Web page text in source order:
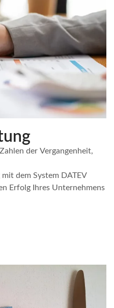
der Vergangenheit,
dem System DATEV
Erfolg Ihres Unternehmens